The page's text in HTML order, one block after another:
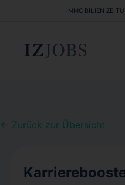
IMMOBILIEN
← Zurück zur Übersicht